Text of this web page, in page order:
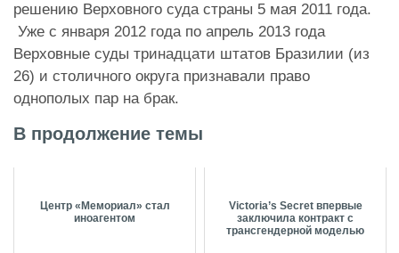
решению Верховного суда страны 5 мая 2011 года.
Уже с января 2012 года по апрель 2013 года
Верховные суды тринадцати штатов Бразилии (из
26) и столичного округа признавали право
однополых пар на брак.
В продолжение темы
Центр «Мемориал» стал
иноагентом
Victoria’s Secret впервые
заключила контракт с
трансгендерной моделью